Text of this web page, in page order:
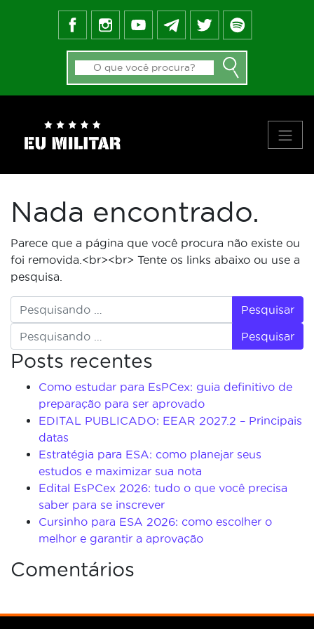
FEED DO BLOG
GALERIA DE APROVADOS
NOTÍCIAS
MATERIAIS
PRINCIPAIS VÍDEOS
SOBRE NÓS
Nada encontrado.
Parece que a página que você procura não existe ou
foi removida.<br><br> Tente os links abaixo ou use a
pesquisa.
Pesquisar
Pesquisar
Posts recentes
Como estudar para EsPCex: guia definitivo de
preparação para ser aprovado
EDITAL PUBLICADO: EEAR 2027.2 – Principais
datas
Estratégia para ESA: como planejar seus
estudos e maximizar sua nota
Edital EsPCex 2026: tudo o que você precisa
saber para se inscrever
Cursinho para ESA 2026: como escolher o
melhor e garantir a aprovação
Comentários